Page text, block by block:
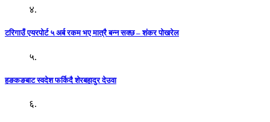
४.
टरिगाउँ एयरपोर्ट ५ अर्ब रकम भए मात्रै बन्न सक्छ – शंकर पोखरेल
५.
हङकङबाट स्वदेश फर्किदै शेरबहादुर देउवा
६.